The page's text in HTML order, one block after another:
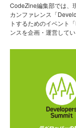
CodeZine編集部では、
カンファレンス「
トするためのイベント
ンスを企画・運営してい